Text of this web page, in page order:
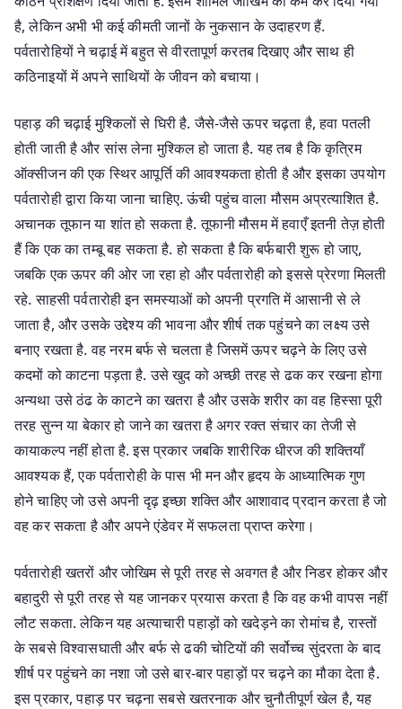
है, लेकिन अभी भी कई कीमती जानों के नुकसान के उदाहरण हैं.
पर्वतारोहियों ने चढ़ाई में बहुत से वीरतापूर्ण करतब दिखाए और साथ ही
कठिनाइयों में अपने साथियों के जीवन को बचाया।
पहाड़ की चढ़ाई मुश्किलों से घिरी है. जैसे-जैसे ऊपर चढ़ता है, हवा पतली
होती जाती है और सांस लेना मुश्किल हो जाता है. यह तब है कि कृत्रिम
ऑक्सीजन की एक स्थिर आपूर्ति की आवश्यकता होती है और इसका उपयोग
पर्वतारोही द्वारा किया जाना चाहिए. ऊंची पहुंच वाला मौसम अप्रत्याशित है.
अचानक तूफान या शांत हो सकता है. तूफानी मौसम में हवाएँ इतनी तेज़ होती
हैं कि एक का तम्बू बह सकता है. हो सकता है कि बर्फबारी शुरू हो जाए,
जबकि एक ऊपर की ओर जा रहा हो और पर्वतारोही को इससे प्रेरणा मिलती
रहे. साहसी पर्वतारोही इन समस्याओं को अपनी प्रगति में आसानी से ले
जाता है, और उसके उद्देश्य की भावना और शीर्ष तक पहुंचने का लक्ष्य उसे
बनाए रखता है. वह नरम बर्फ से चलता है जिसमें ऊपर चढ़ने के लिए उसे
कदमों को काटना पड़ता है. उसे खुद को अच्छी तरह से ढक कर रखना होगा
अन्यथा उसे ठंढ के काटने का खतरा है और उसके शरीर का वह हिस्सा पूरी
तरह सुन्न या बेकार हो जाने का खतरा है अगर रक्त संचार का तेजी से
कायाकल्प नहीं होता है. इस प्रकार जबकि शारीरिक धीरज की शक्तियाँ
आवश्यक हैं, एक पर्वतारोही के पास भी मन और हृदय के आध्यात्मिक गुण
होने चाहिए जो उसे अपनी दृढ़ इच्छा शक्ति और आशावाद प्रदान करता है जो
वह कर सकता है और अपने एंडेवर में सफलता प्राप्त करेगा।
पर्वतारोही खतरों और जोखिम से पूरी तरह से अवगत है और निडर होकर और
बहादुरी से पूरी तरह से यह जानकर प्रयास करता है कि वह कभी वापस नहीं
लौट सकता. लेकिन यह अत्याचारी पहाड़ों को खदेड़ने का रोमांच है, रास्तों
के सबसे विश्वासघाती और बर्फ से ढकी चोटियों की सर्वोच्च सुंदरता के बाद
शीर्ष पर पहुंचने का नशा जो उसे बार-बार पहाड़ों पर चढ़ने का मौका देता है.
इस प्रकार, पहाड़ पर चढ़ना सबसे खतरनाक और चुनौतीपूर्ण खेल है, यह